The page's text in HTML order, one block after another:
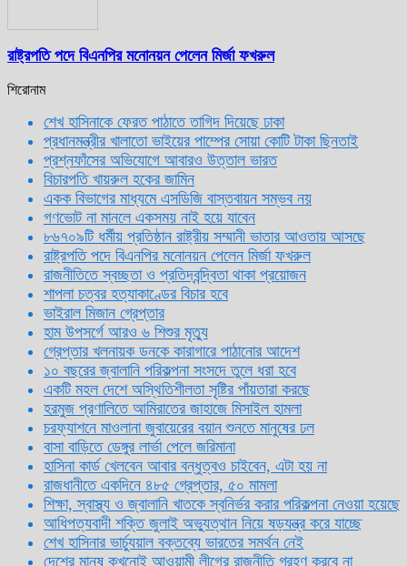
রাষ্ট্রপতি পদে বিএনপির মনোনয়ন পেলেন মির্জা ফখরুল
শিরোনাম
শেখ হাসিনাকে ফেরত পাঠাতে তাগিদ দিয়েছে ঢাকা
প্রধানমন্ত্রীর খালাতো ভাইয়ের পাম্পের সোয়া কোটি টাকা ছিনতাই
প্রশ্নফাঁসের অভিযোগে আবারও উত্তাল ভারত
বিচারপতি খায়রুল হকের জামিন
একক বিভাগের মাধ্যমে এসডিজি বাস্তবায়ন সম্ভব নয়
গণভোট না মানলে একসময় নাই হয়ে যাবেন
৮৬৭০৯টি ধর্মীয় প্রতিষ্ঠান রাষ্ট্রীয় সম্মানী ভাতার আওতায় আসছে
রাষ্ট্রপতি পদে বিএনপির মনোনয়ন পেলেন মির্জা ফখরুল
রাজনীতিতে স্বচ্ছতা ও প্রতিদ্বন্দ্বিতা থাকা প্রয়োজন
শাপলা চত্বর হত্যাকাণ্ডের বিচার হবে
ভাইরাল মিজান গ্রেপ্তার
হাম উপসর্গে আরও ৬ শিশুর মৃত্যু
গ্রেপ্তার খলনায়ক ডনকে কারাগারে পাঠানোর আদেশ
১০ বছরের জ্বালানি পরিকল্পনা সংসদে তুলে ধরা হবে
একটি মহল দেশে অস্থিতিশীলতা সৃষ্টির পাঁয়তারা করছে
হরমুজ প্রণালিতে আমিরাতের জাহাজে মিসাইল হামলা
চরফ্যাশনে মাওলানা জুবায়েরের বয়ান শুনতে মানুষের ঢল
বাসা বাড়িতে ডেঙ্গুর লার্ভা পেলে জরিমানা
হাসিনা কার্ড খেলবেন আবার বন্ধুত্বও চাইবেন, এটা হয় না
রাজধানীতে একদিনে ৪৮৫ গ্রেপ্তার, ৫০ মামলা
শিক্ষা, স্বাস্থ্য ও জ্বালানি খাতকে স্বনির্ভর করার পরিকল্পনা নেওয়া হয়েছে
আধিপত্যবাদী শক্তি জুলাই অভ্যুত্থান নিয়ে ষড়যন্ত্র করে যাচ্ছে
শেখ হাসিনার ভার্চ্যুয়াল বক্তব্যে ভারতের সমর্থন নেই
দেশের মানুষ কখনোই আওয়ামী লীগের রাজনীতি গ্রহণ করবে না